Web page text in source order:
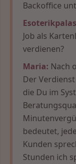
Backoffice
Job als
verdienen?
Maria: Nach
Der
die Du im
bedeutet,
Kunden
Stunden ich